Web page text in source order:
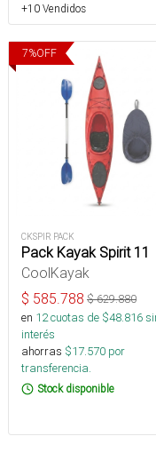
+10 Vendidos
7%OFF
CKSPIR PACK
Pack Kayak Spirit 11
CoolKayak
$ 585.788 $629.880
en 12cuotas de $48.816
interés
ahorras $17.570 por
transferencia.
Stock disponible